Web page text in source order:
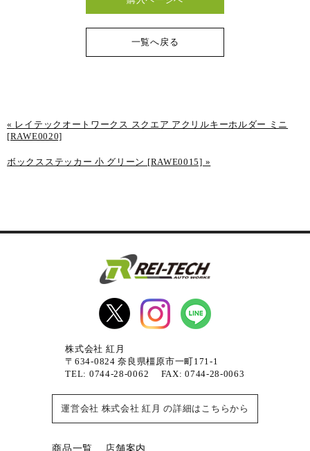
一覧へ戻る
« レイテックオートワークス スクエア アクリルキーホルダー ミニ
[RAWE0020]
ボックスステッカー 小 グリーン [RAWE0015] »
株式会社 紅月
〒634-0824 奈良県橿原市一町171-1
TEL: 0744-28-0062 FAX: 0744-28-0063
運営会社 株式会社 紅月 の詳細はこちらから
商品一覧 店舗案内